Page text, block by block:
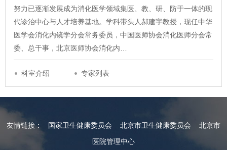
努力已逐渐发展成为消化医学领域集医、教、研、防于一体的现
代诊治中心与人才培养基地。学科带头人郝建宇教授，现任中华
医学会消化内镜学分会常务委员，中国医师协会消化医师分会常
委、总干事，北京医师协会消化内…
科室介绍 专家列表
友情链接： 国家卫生健康委员会 北京市卫生健康委员会
北京市
医院管理中心